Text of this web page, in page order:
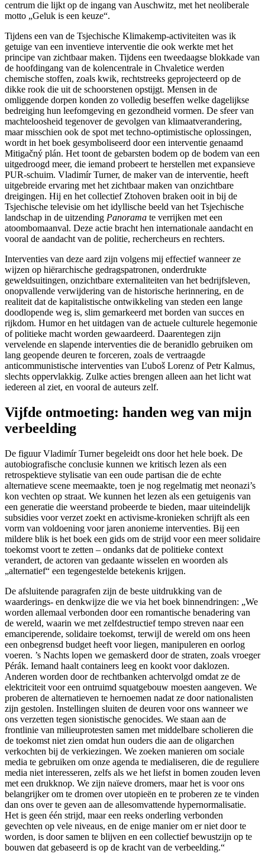
centrum die lijkt op de ingang van Auschwitz, met het neoliberale
motto „Geluk is een keuze“.
Tijdens een van de Tsjechische Klimakemp-activiteiten was ik
getuige van een inventieve interventie die ook werkte met het
principe van zichtbaar maken. Tijdens een tweedaagse blokkade van
de hoofdingang van de kolencentrale in Chvaletice werden
chemische stoffen, zoals kwik, rechtstreeks geprojecteerd op de
dikke rook die uit de schoorstenen opstijgt. Mensen in de
omliggende dorpen konden zo volledig beseffen welke dagelijkse
bedreiging hun leefomgeving en gezondheid vormen. De sfeer van
machteloosheid tegenover de gevolgen van klimaatverandering,
maar misschien ook de spot met techno-optimistische oplossingen,
wordt in het boek gesymboliseerd door een interventie genaamd
Mitigačný plán. Het toont de gebarsten bodem op de bodem van een
uitgedroogd meer, die iemand probeert te herstellen met expansieve
PUR-schuim. Vladimír Turner, de maker van de interventie, heeft
uitgebreide ervaring met het zichtbaar maken van onzichtbare
dreigingen. Hij en het collectief Ztohoven braken ooit in bij de
Tsjechische televisie om het idyllische beeld van het Tsjechische
landschap in de uitzending Panorama te verrijken met een
atoombomaanval. Deze actie bracht hen internationale aandacht en
vooral de aandacht van de politie, rechercheurs en rechters.
Interventies van deze aard zijn volgens mij effectief wanneer ze
wijzen op hiërarchische gedragspatronen, onderdrukte
geweldsuitingen, onzichtbare externaliteiten van het bedrijfsleven,
onopvallende verwijdering van de historische herinnering, en de
realiteit dat de kapitalistische ontwikkeling van steden een lange
doodlopende weg is, slim gemarkeerd met borden van succes en
rijkdom. Humor en het uitdagen van de actuele culturele hegemonie
of politieke macht worden gewaardeerd. Daarentegen zijn
vervelende en slapende interventies die de beranidlo gebruiken om
lang geopende deuren te forceren, zoals de vertraagde
anticommunistische interventies van Ľuboš Lorenz of Petr Kalmus,
slechts oppervlakkig. Zulke acties brengen alleen aan het licht wat
iedereen al ziet, en vooral de auteurs zelf.
Vijfde ontmoeting: handen weg van mijn
verbeelding
De figuur Vladimír Turner begeleidt ons door het hele boek. De
autobiografische conclusie kunnen we kritisch lezen als een
retrospektieve stylisatie van een oude partisan die de echte
alternatieve scene meemaakte, toen je nog regelmatig met neonazi’s
kon vechten op straat. We kunnen het lezen als een getuigenis van
een generatie die weerstand probeerde te bieden, maar uiteindelijk
subsidies voor verzet zoekt en activisme-kronieken schrijft als een
vorm van voldoening voor jaren anonieme interventies. Bij een
mildere blik is het boek een gids om de strijd voor een meer solidaire
toekomst voort te zetten – ondanks dat de politieke context
verandert, de actoren van gedaante wisselen en woorden als
„alternatief“ een tegengestelde betekenis krijgen.
De afsluitende paragrafen zijn de beste uitdrukking van de
waarderings- en denkwijze die we via het boek binnendringen: „We
worden allemaal verbonden door een romantische benadering van
de wereld, waarin we met zelfdestructief tempo streven naar een
emanciperende, solidaire toekomst, terwijl de wereld om ons heen
een onbegrensd budget heeft voor liegen, manipuleren en oorlog
voeren. ’s Nachts lopen we gemaskerd door de straten, zoals vroeger
Pérák. Iemand haalt containers leeg en kookt voor daklozen.
Anderen worden door de rechtbanken achtervolgd omdat ze de
elektriciteit voor een ontruimd squatgebouw moesten aangeven. We
proberen de alternatieven te hernoemen nadat ze door nationalisten
zijn gestolen. Instellingen sluiten de deuren voor ons wanneer we
ons verzetten tegen sionistische genocides. We staan aan de
frontlinie van milieuprotesten samen met middelbare scholieren die
de toekomst niet zien omdat hun ouders die aan de oligarchen
verkochten bij de verkiezingen. We zoeken manieren om sociale
media te gebruiken om onze agenda te medialiseren, die de reguliere
media niet interesseren, zelfs als we het liefst in bomen zouden leven
met een drukknop. We zijn naïeve dromers, maar het is voor ons
belangrijker om te dromen over utopieën en te proberen ze te vinden
dan ons over te geven aan de allesomvattende hypernormalisatie.
Het is geen één strijd, maar een reeks onderling verbonden
gevechten op vele niveaus, en de enige manier om er niet door te
worden, is door samen te blijven en een collectief bewustzijn op te
bouwen dat gebaseerd is op de kracht van de verbeelding.“